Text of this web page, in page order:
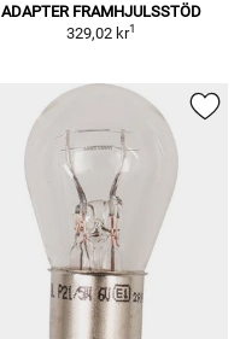
ADAPTER FRAMHJULSSTÖD
329,02 kr1